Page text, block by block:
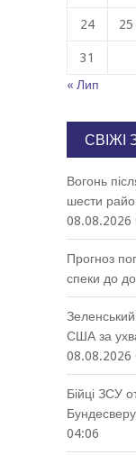
24 25
31
« Лип
СВІЖІ
Вогонь
шести
08.08.2026
Прогноз
спеки до
США за
08.08.2026
Бійці ЗСУ
04:06